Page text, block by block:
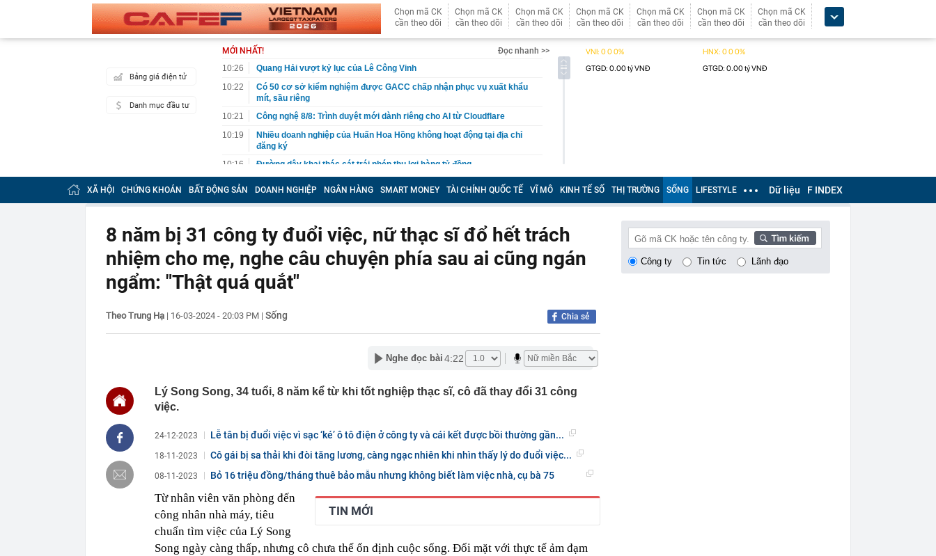
Chọn mã CK
cần theo dõi
Chọn mã CK
cần theo dõi
Chọn mã CK
cần theo dõi
Chọn mã CK
cần theo dõi
Chọn mã CK
cần theo dõi
Chọn mã CK
cần theo dõi
Chọn mã CK
cần theo dõi
Bảng giá điện tử
Danh mục đầu tư
MỚI NHẤT!
Đọc nhanh >>
10:26
Quang Hải vượt kỷ lục của Lê Công Vinh
10:22
Có 50 cơ sở kiểm nghiệm được GACC chấp nhận phục vụ xuất khẩu
mít, sầu riêng
10:21
Công nghệ 8/8: Trình duyệt mới dành riêng cho AI từ Cloudflare
10:19
Nhiều doanh nghiệp của Huấn Hoa Hồng không hoạt động tại địa chỉ
đăng ký
10:16
Đường dây khai thác cát trái phép thu lợi hàng tỷ đồng
10:12
Việt Nam có loại bánh khách trả tiền mua lẻ nhưng người bán cương
quyết từ chối, lý do nằm ngay trong cái tên
tháng cuối năm
10:05
Thay sàn bếp căn nhà, cặp vợ chồng bất ngờ đào trúng kho báu
'khủng': Tuổi đời hơn 300 năm, được đấu giá gần 27 tỷ đồng
10:05
Mức phạt lên đến 200 triệu đồng nếu người dùng tài khoản ngân hàng
có hành vi sau
với nhan sắc trong trẻo
Bên trong khu nghỉ dưỡng sang trọng nơi tổ chức hôn lễ của Ronaldo -
Georgina: Giá gần 40 triệu đồng/đêm, có quản gia riêng và hồ bơi vô
09:53
Mỹ vừa có động thái không ngờ với nền kinh tế 23.000 tỷ USD, phá vỡ
thông lệ hàng chục năm
09:50
Kho bạc theo dõi sát tiến độ giải ngân vốn đầu tư công
09:50
Chủ đầu tư chưa thực hiện nghĩa vụ tài chính, cư dân bị 'treo' sổ hồng
09:48
Vì sao nhiều gia đình nhỏ vài giọt tinh dầu vào lõi cuộn giấy vệ sinh?
09:48
Diễn viên Việt từ chối Trấn Thành đóng phim khác ai ngờ nổi tiếng hơn,
giờ được đề cử đẹp nhất thế giới
09:47
Tiến sĩ Việt vừa rời Google để mở startup: Được mệnh danh "quái kiệt
AI", từng là một trong 35 nhà phát minh xuất sắc nhất thế giới
XÃ HỘI CHỨNG KHOÁN BẤT ĐỘNG SẢN DOANH NGHIỆP NGÂN HÀNG SMART MONEY TÀI CHÍNH QUỐC TẾ VĨ MÔ KINH TẾ SỐ THỊ TRƯỜNG SỐNG LIFESTYLE Dữ liệu F INDEX
8 năm bị 31 công ty đuổi việc, nữ thạc sĩ đổ hết trách
nhiệm cho mẹ, nghe câu chuyện phía sau ai cũng ngán
ngẩm: "Thật quá quắt"
Theo Trung Hạ | 16-03-2024 - 20:03 PM | Sống Chia sẻ
Nghe đọc bài 4:22
Lý Song Song, 34 tuổi, 8 năm kể từ khi tốt nghiệp thạc sĩ, cô đã thay đổi 31 công
việc.
24-12-2023 Lễ tân bị đuổi việc vì sạc ‘ké’ ô tô điện ở công ty và cái kết được bồi thường gần...
18-11-2023 Cô gái bị sa thải khi đòi tăng lương, càng ngạc nhiên khi nhìn thấy lý do đuổi việc...
08-11-2023
Bỏ 16 triệu đồng/tháng thuê bảo mẫu nhưng không biết làm việc nhà, cụ bà 75
TIN MỚI
Từ nhân viên văn phòng đến
công nhân nhà máy, tiêu
chuẩn tìm việc của Lý Song
Song ngày càng thấp, nhưng cô chưa thể ổn định cuộc sống. Đối mặt với thực tế ảm đạm
Công ty Tin tức Lãnh đạo